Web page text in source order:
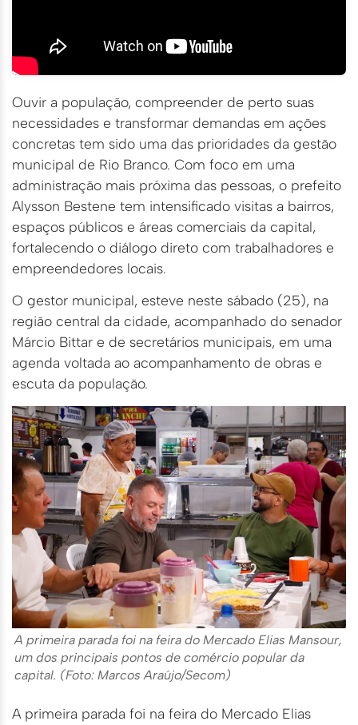
Ouvir a população, compreender de perto suas
necessidades e transformar demandas em ações
concretas tem sido uma das prioridades da gestão
municipal de Rio Branco. Com foco em uma
administração mais próxima das pessoas, o prefeito
Alysson Bestene tem intensificado visitas a bairros,
espaços públicos e áreas comerciais da capital,
fortalecendo o diálogo direto com trabalhadores e
empreendedores locais.
O gestor municipal, esteve neste sábado (25), na
região central da cidade, acompanhado do senador
Márcio Bittar e de secretários municipais, em uma
agenda voltada ao acompanhamento de obras e
escuta da população.
A primeira parada foi na feira do Mercado Elias Mansour,
um dos principais pontos de comércio popular da
capital. (Foto: Marcos Araújo/Secom)
A primeira parada foi na feira do Mercado Elias